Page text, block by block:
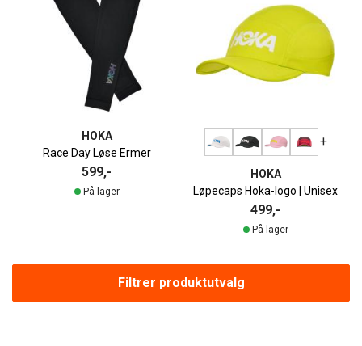
HOKA
Race Day Løse Ermer
599,-
På lager
+
HOKA
Løpecaps Hoka-logo | Unisex
499,-
På lager
Filtrer produktutvalg